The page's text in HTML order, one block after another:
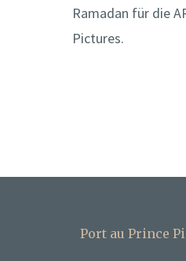
Ramadan für die
Pictures.
Port au Prince